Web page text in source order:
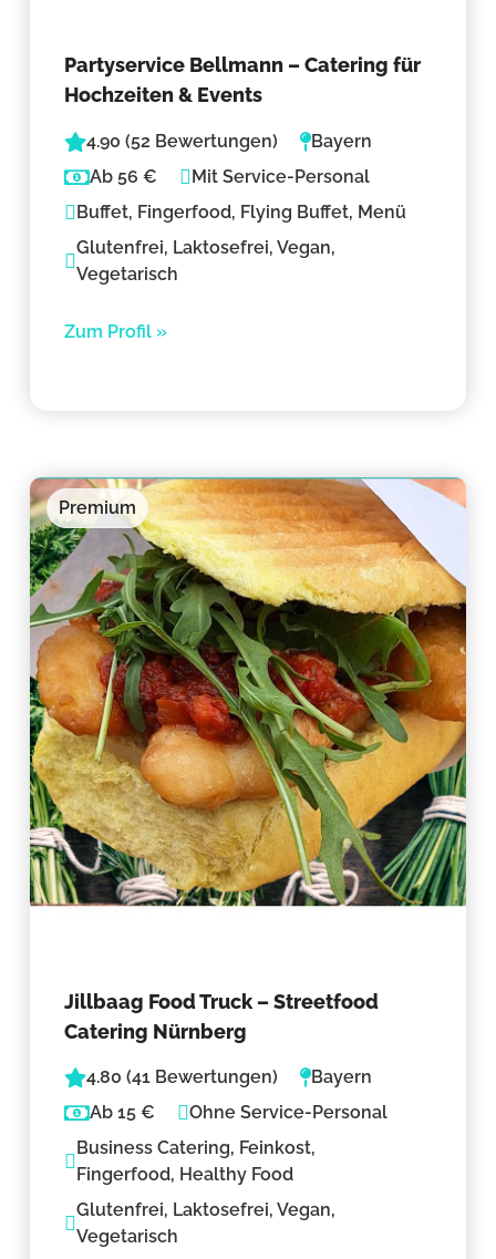
Partyservice Bellmann – Catering für
Hochzeiten & Events
4.90 (52 Bewertungen)
Bayern
Ab 56 €
Mit Service-Personal
Buffet, Fingerfood, Flying Buffet, Menü
Glutenfrei, Laktosefrei, Vegan,
Vegetarisch
Zum Profil »
Premium
Jillbaag Food Truck – Streetfood
Catering Nürnberg
4.80 (41 Bewertungen)
Bayern
Ab 15 €
Ohne Service-Personal
Business Catering, Feinkost,
Fingerfood, Healthy Food
Glutenfrei, Laktosefrei, Vegan,
Vegetarisch